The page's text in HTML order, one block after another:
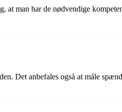
at man har de nødvendige
Det anbefales også at måle